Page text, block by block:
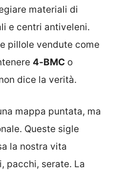
materiali di
e centri antiveleni.
pillole vendute come
4‑BMC o
dice la verità.
mappa puntata, ma
Queste sigle
la nostra vita
pacchi, serate. La